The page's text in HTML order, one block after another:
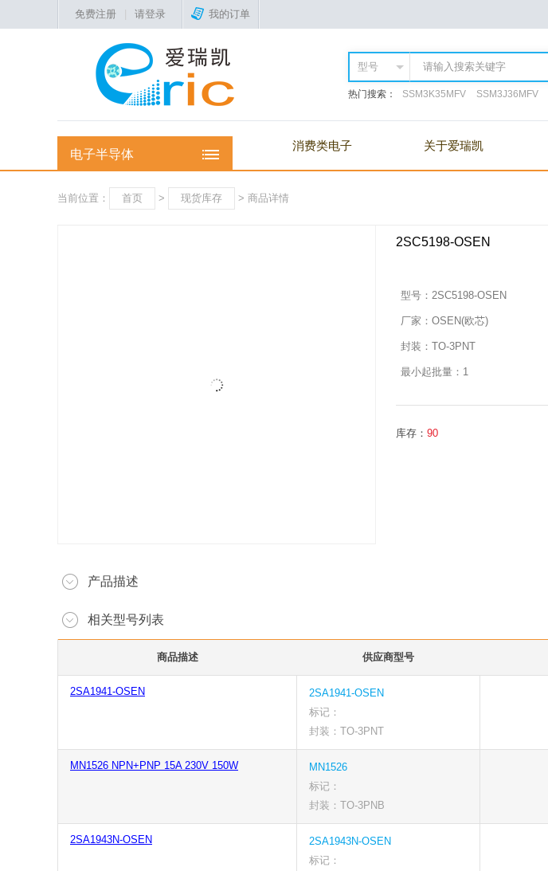
免费注册 请登录 我的订单
热门搜索： SSM3K35MFV SSM3J36MFV
消费类电子 关于爱瑞凯
电子半导体
当前位置： 首页 > 现货库存 > 商品详情
2SC5198-OSEN
型号： 2SC5198-OSEN
厂家： OSEN(欧芯)
封装： TO-3PNT
最小起批量： 1
库存： 90
产品描述
相关型号列表
商品描述 供应商型号
2SA1941-OSEN
2SA1941-OSEN
标记：
封装：TO-3PNT
MN1526 NPN+PNP 15A 230V 150W
MN1526
标记：
封装：TO-3PNB
2SA1943N-OSEN
2SA1943N-OSEN
标记：